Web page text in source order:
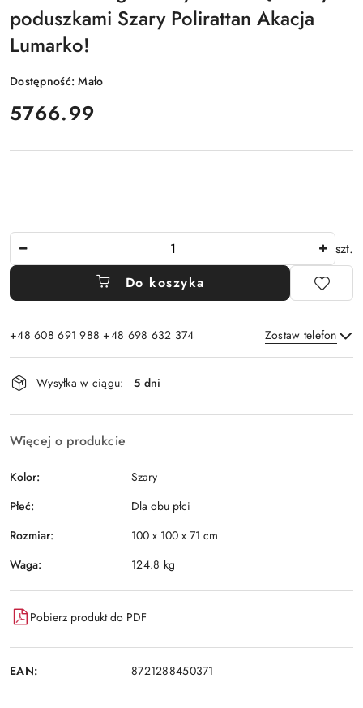
poduszkami Szary Polirattan Akacja
Lumarko!
Dostępność:Mało
cena:
5766.99
szt.
Do koszyka
+48 608 691 988 +48 698 632 374 Zostaw telefon
Dostępność
i
dostawa
Wysyłka w ciągu: 5 dni
Więcej o produkcie
Kolor:
Szary
Płeć:
Dla obu płci
Rozmiar:
100 x 100 x 71 cm
Waga:
124.8 kg
Pobierz produkt do PDF
EAN: 8721288450371